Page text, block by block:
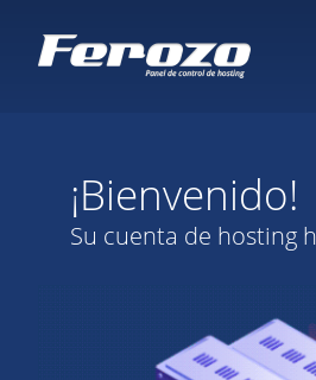
¡Bienvenido!
Su cuenta de hosting